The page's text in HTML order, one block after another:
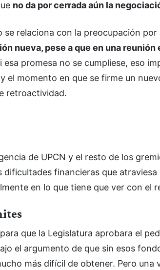
no da por cerrada aún la
se relaciona con la preocupación por
nueva, pese a que en una
esa promesa no se cumpliese, eso
el momento en que se firme un
retroactividad.
de UPCN y el resto de los
dificultades financieras que atraviesa
en lo que tiene que ver con el
que la Legislatura aprobara el
el argumento de que sin esos
más difícil de obtener. Pero